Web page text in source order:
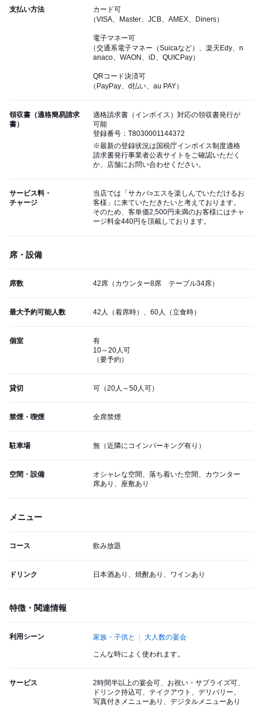
支払い方法
カード可
（VISA、Master、JCB、AMEX、Diners）
電子マネー可
（交通系電子マネー（Suicaなど）、楽天Edy、n
anaco、WAON、iD、QUICPay）
QRコード決済可
（PayPay、d払い、au PAY）
領収書（適格簡易請求
書）
適格請求書（インボイス）対応の領収書発行が
可能
登録番号：T8030001144372
※最新の登録状況は国税庁インボイス制度適格
請求書発行事業者公表サイトをご確認いただく
か、店舗にお問い合わせください。
サービス料・
チャージ
当店では「サカバ○エスを楽しんでいただけるお
客様」に来ていただきたいと考えております。
そのため、客単価2,500円未満のお客様にはチャ
ージ料金440円を頂戴しております。
席・設備
席数 42席（カウンター8席 テーブル34席）
最大予約可能人数 42人（着席時）、60人（立食時）
個室
有
10～20人可
（要予約）
貸切 可（20人～50人可）
禁煙・喫煙 全席禁煙
駐車場 無（近隣にコインパーキング有り）
空間・設備
オシャレな空間、落ち着いた空間、カウンター
席あり、座敷あり
メニュー
コース 飲み放題
ドリンク 日本酒あり、焼酎あり、ワインあり
特徴・関連情報
利用シーン 家族・子供と 大人数の宴会
こんな時によく使われます。
サービス
2時間半以上の宴会可、お祝い・サプライズ可、
ドリンク持込可、テイクアウト、デリバリー、
写真付きメニューあり、デジタルメニューあり